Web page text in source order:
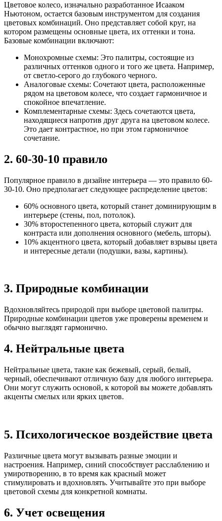
Цветовое колесо, изначально разработанное Исааком
Ньютоном, остается базовым инструментом для создания
цветовых комбинаций. Оно представляет собой круг, на
котором размещены основные цвета, их оттенки и тона.
Базовые комбинации включают:
Монохромные схемы: Это палитры, состоящие из
различных оттенков одного и того же цвета. Например,
от светло-серого до глубокого черного.
Аналоговые схемы: Сочетают цвета, расположенные
рядом на цветовом колесе, что создает гармоничное и
спокойное впечатление.
Комплементарные схемы: Здесь сочетаются цвета,
находящиеся напротив друг друга на цветовом колесе.
Это дает контрастное, но при этом гармоничное
сочетание.
2. 60-30-10 правило
Популярное правило в дизайне интерьера — это правило 60-
30-10. Оно предполагает следующее распределение цветов:
60% основного цвета, который станет доминирующим в
интерьере (стены, пол, потолок).
30% второстепенного цвета, который служит для
контраста или дополнения основного (мебель, шторы).
10% акцентного цвета, который добавляет взрывы цвета
и интересные детали (подушки, вазы, картины).
3. Природные комбинации
Вдохновляйтесь природой при выборе цветовой палитры.
Природные комбинации цветов уже проверены временем и
обычно выглядят гармонично.
4. Нейтральные цвета
Нейтральные цвета, такие как бежевый, серый, белый,
черный, обеспечивают отличную базу для любого интерьера.
Они могут служить основой, к которой вы можете добавлять
акценты смелых или ярких цветов.
5. Психологическое воздействие цвета
Различные цвета могут вызывать разные эмоции и
настроения. Например, синий способствует расслаблению и
умиротворению, в то время как красный может
стимулировать и вдохновлять. Учитывайте это при выборе
цветовой схемы для конкретной комнаты.
6. Учет освещения